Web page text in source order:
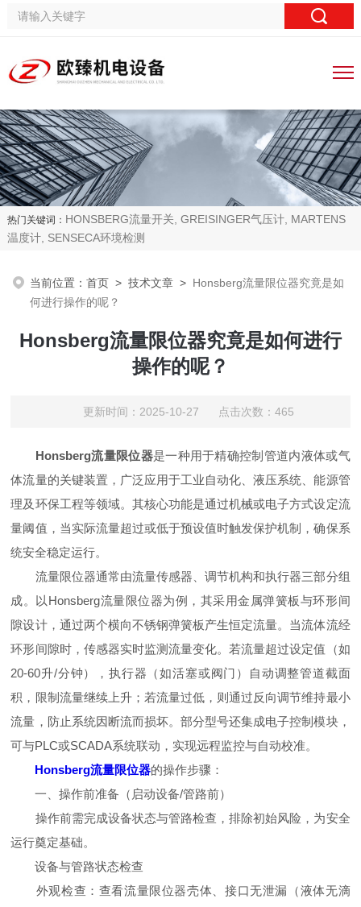
热门关键词： HONSBERG流量开关, GREISINGER气压计, MARTENS
温度计, SENSECA环境检测
当前位置：首页 >技术文章 > Honsberg流量限位器究竟是如
何进行操作的呢？
Honsberg流量限位器究竟是如何进行
操作的呢？
更新时间：2025-10-27 点击次数：465
Honsberg流量限位器是一种用于精确控制管道内液体或气
体流量的关键装置，广泛应用于工业自动化、液压系统、能源管
理及环保工程等领域。其核心功能是通过机械或电子方式设定流
量阈值，当实际流量超过或低于预设值时触发保护机制，确保系
统安全稳定运行。
流量限位器通常由流量传感器、调节机构和执行器三部分组
成。以Honsberg流量限位器为例，其采用金属弹簧板与环形间
隙设计，通过两个横向不锈钢弹簧板产生恒定流量。当流体流经
环形间隙时，传感器实时监测流量变化。若流量超过设定值（如
20-60升/分钟），执行器（如活塞或阀门）自动调整管道截面
积，限制流量继续上升；若流量过低，则通过反向调节维持最小
流量，防止系统因断流而损坏。部分型号还集成电子控制模块，
可与PLC或SCADA系统联动，实现远程监控与自动校准。
Honsberg流量限位器的操作步骤：
一、操作前准备（启动设备/管路前）
操作前需完成设备状态与管路检查，排除初始风险，为安全
运行奠定基础。
设备与管路状态检查
外观检查：查看流量限位器壳体、接口无泄漏（液体无滴